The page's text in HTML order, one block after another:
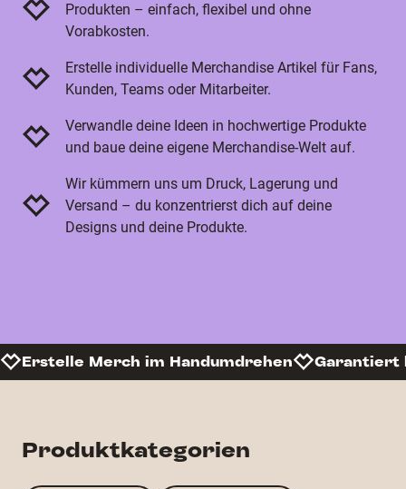
Produkten – einfach, flexibel und ohne
Vorabkosten.
Erstelle individuelle Merchandise Artikel für Fans,
Kunden, Teams oder Mitarbeiter.
Verwandle deine Ideen in hochwertige Produkte
und baue deine eigene Merchandise-Welt auf.
Wir kümmern uns um Druck, Lagerung und
Versand – du konzentrierst dich auf deine
Designs und deine Produkte.
Erstelle Merch im Handumdrehen Garantiert
Produktkategorien